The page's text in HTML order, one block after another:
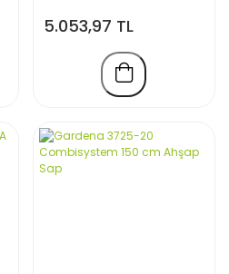
5.053,97 TL